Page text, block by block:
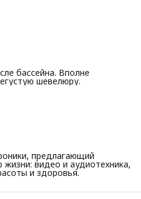
бассейна. Вполне
шевелюру.
предлагающий
видео и аудиотехника,
и здоровья.